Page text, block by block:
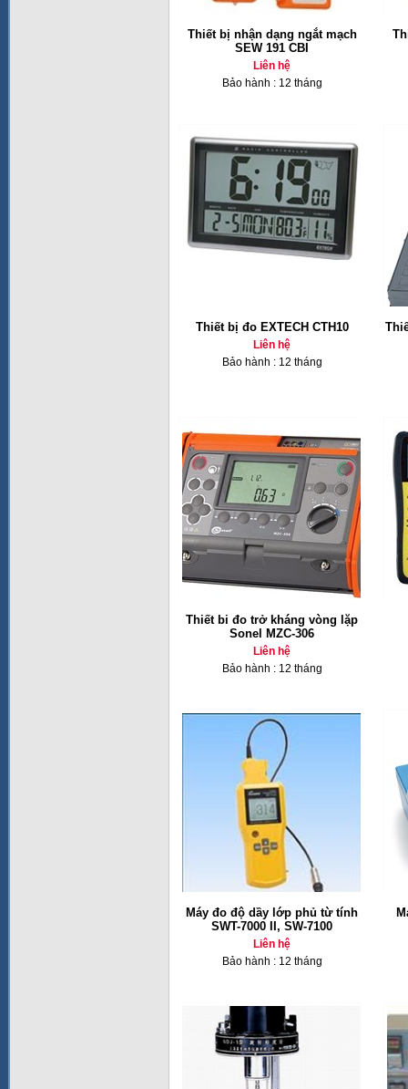
Thiết bị nhận dạng ngắt mạch
SEW 191 CBI
Liên hệ
Bảo hành : 12 tháng
Thiết bị đo EXTECH CTH10
Liên hệ
Bảo hành : 12 tháng
Thiết bi đo trở kháng vòng lặp
Sonel MZC-306
Liên hệ
Bảo hành : 12 tháng
Máy đo độ dầy lớp phủ từ tính
SWT-7000 II, SW-7100
Liên hệ
Bảo hành : 12 tháng